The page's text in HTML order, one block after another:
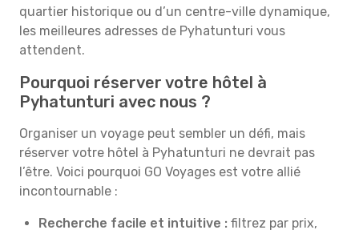
quartier historique ou d’un centre-ville dynamique,
les meilleures adresses de Pyhatunturi vous
attendent.
Pourquoi réserver votre hôtel à
Pyhatunturi avec nous ?
Organiser un voyage peut sembler un défi, mais
réserver votre hôtel à Pyhatunturi ne devrait pas
l’être. Voici pourquoi GO Voyages est votre allié
incontournable :
Recherche facile et intuitive : filtrez par prix,